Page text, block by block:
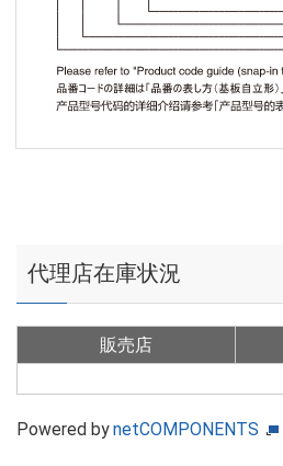
代理店在庫状況
販売店
Powered bynetCOMPONENTS